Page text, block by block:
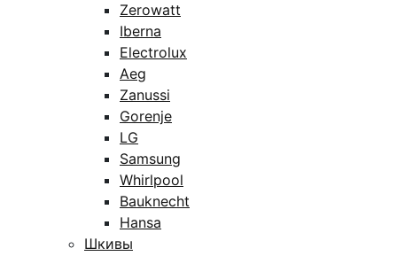
Zerowatt
Iberna
Electrolux
Aeg
Zanussi
Gorenje
LG
Samsung
Whirlpool
Bauknecht
Hansa
Шкивы